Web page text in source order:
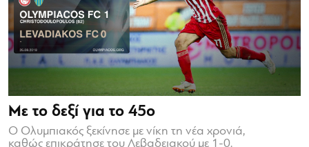
Με το δεξί για το 45ο
Ο Ολυμπιακός ξεκίνησε με νίκη τη νέα χρονιά,
καθώς επικράτησε του Λεβαδειακού με 1-0.